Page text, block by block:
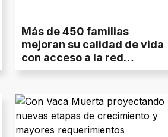
Más de 450 familias
mejoran su calidad de vida
con acceso a la red
eléctrica y alumbrado